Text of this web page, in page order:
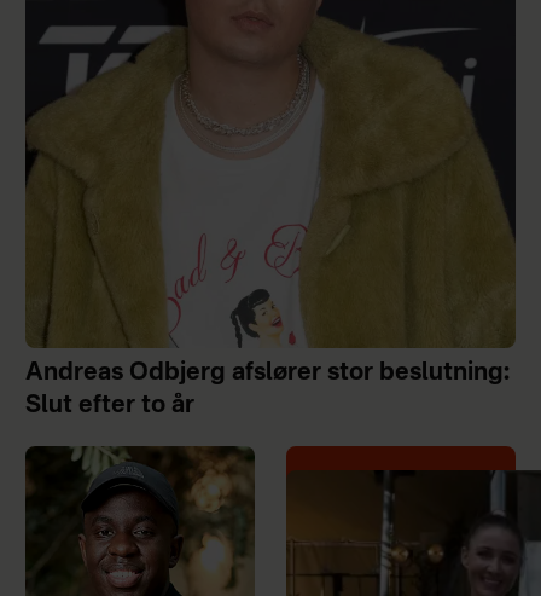
Andreas Odbjerg afslører stor beslutning:
Slut efter to år